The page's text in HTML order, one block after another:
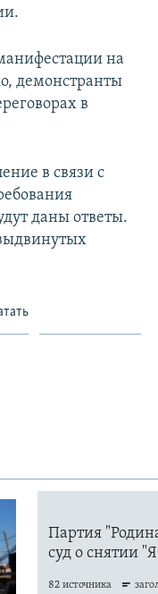
на
демонстранты
в
в связи с
даны ответы.